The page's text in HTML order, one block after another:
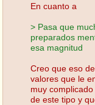
En cuanto a
> Pasa que
preparados
esa magnitud
Creo que eso
valores que le
muy
de este tipo y